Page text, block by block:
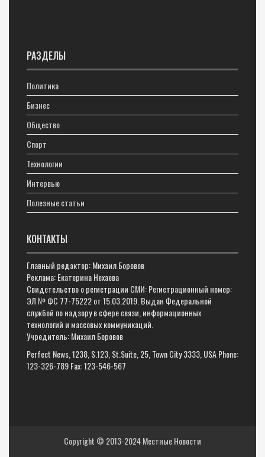
РАЗДЕЛЫ
Политика
Бизнес
Общество
Спорт
Технологии
Интервью
Полезные статьи
КОНТАКТЫ
Главный редактор: Михаил Боровов
Реклама: Екатерина Нехаева
Свидетельство о регистрации СМИ: Регистрационный номер:
ЭЛ № ФС 77-75222 от 15.03.2019. Выдан Федеральной
службой по надзору в сфере связи, информационных
технологий и массовых коммуникаций.
Учредитель: Михаил Боровов
Perfect News, 1238, S.123, St.Suite, 25, Town City 3333, USA Phone:
123-326-789 Fax: 123-546-567
Copyright © 2013-2024Местные Новости